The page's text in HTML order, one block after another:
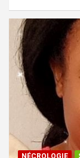
NÉCROLOGIE